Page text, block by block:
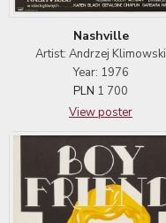
Nashville
Artist: Andrzej Klimowski
Year: 1976
PLN 1 700
View poster